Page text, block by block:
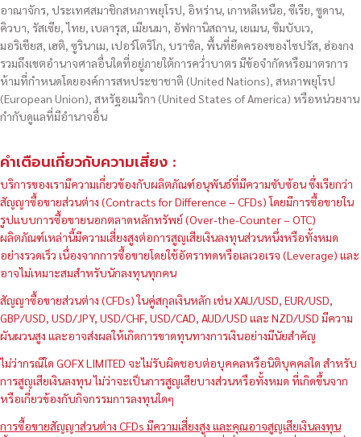
อาณาจักร, ประเทศสมาชิกสหภาพยุโรป, อิหร่าน, เกาหลีเหนือ, ซีเรีย, ซูดาน,
คิวบา, รัสเซีย, ไทย, เบลารุส, เมียนมา, อัฟกานิสถาน, เยเมน, ซิมบับเว,
มอริเชียส, เฮติ, ซูรินาเม, เปอร์โตริโก, บราซิล, พื้นที่ยึดครองของไซปรัส, ฮ่องกง
รวมถึงเขตอำนาจศาลอื่นใดที่อยู่ภายใต้การคว่ำบาตร มีข้อจำกัดหรือมาตรการ
ห้ามที่กำหนดโดยองค์การสหประชาชาติ (United Nations), สหภาพยุโรป
(European Union), สหรัฐอเมริกา (United States of America) หรือหน่วยงาน
กำกับดูแลที่มีอำนาจอื่น
คำเตือนเกี่ยวกับความเสี่ยง :
บริการของเรามีความเกี่ยวข้องกับผลิตภัณฑ์อนุพันธ์ที่มีความซับซ้อน ซึ่งเรียกว่า
สัญญาซื้อขายส่วนต่าง (Contracts for Difference – CFDs) โดยมีการซื้อขายใน
รูปแบบการซื้อขายนอกตลาดหลักทรัพย์ (Over-the-Counter – OTC)
ผลิตภัณฑ์เหล่านี้มีความเสี่ยงสูงต่อการสูญเสียเงินลงทุนส่วนหนึ่งหรือทั้งหมด
อย่างรวดเร็ว เนื่องจากการซื้อขายโดยใช้อัตราทดหรือเลเวอเรจ (Leverage) และ
อาจไม่เหมาะสมสำหรับนักลงทุนทุกคน
สัญญาซื้อขายส่วนต่าง (CFDs) ในคู่สกุลเงินหลัก เช่น XAU/USD, EUR/USD,
GBP/USD, USD/JPY, USD/CHF, USD/CAD, AUD/USD และ NZD/USD มีความ
ผันผวนสูง และอาจส่งผลให้เกิดการขาดทุนทางการเงินอย่างมีนัยสำคัญ
ไม่ว่ากรณีใด GOFX LIMITED จะไม่รับผิดชอบต่อบุคคลหรือนิติบุคคลใด สำหรับ
การสูญเสียเงินลงทุน ไม่ว่าจะเป็นการสูญเสียบางส่วนหรือทั้งหมด ที่เกิดขึ้นจาก
หรือเกี่ยวข้องกับกิจกรรมการลงทุนใดๆ
การซื้อขายสัญญาส่วนต่าง CFDs มีความเสี่ยงสูง และคุณอาจสูญเสียเงินลงทุน